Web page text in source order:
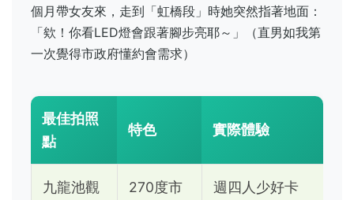
個月帶女友來，走到「虹橋段」時她突然指著地面：
「欸！你看LED燈會跟著腳步亮耶～」（直男如我第
一次覺得市政府懂約會需求）
最佳拍照
點
特色 實際體驗
九龍池觀
270度市
週四人少好卡